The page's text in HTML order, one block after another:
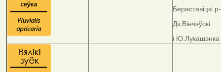
Бераставіцкі
Дз.Вінчэўскі
і Ю.Лукашэнка